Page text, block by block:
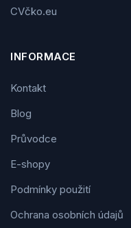
CVčko.eu
INFORMACE
Kontakt
Blog
Průvodce
E-shopy
Podmínky použití
Ochrana osobních údajů